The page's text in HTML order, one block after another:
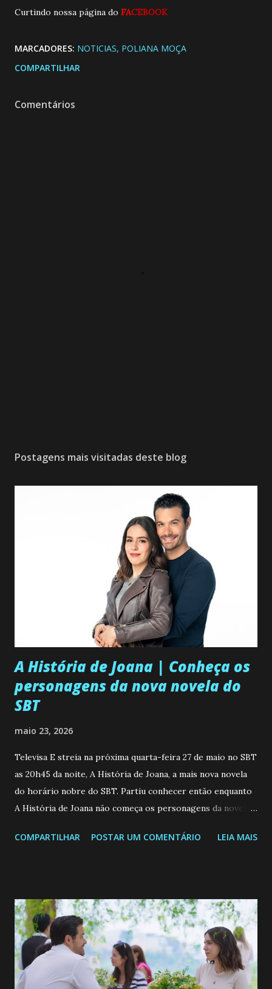
Curtindo nossa página do FACEBOOK
MARCADORES: NOTICIAS POLIANA MOÇA
COMPARTILHAR
Comentários
Postagens mais visitadas deste blog
A História de Joana | Conheça os
personagens da nova novela do
SBT
maio 23, 2026
Televisa E streia na próxima quarta-feira 27 de maio no SBT
as 20h45 da noite, A História de Joana, a mais nova novela
do horário nobre do SBT. Partiu conhecer então enquanto
A História de Joana não começa os personagens da novela?
de 25/05/26 a 31/05/26 JOANA GUADALUPE (Camila
permanecer virgem até encontrar o homem que realmente
ama, o que não é fácil, já que dedica todas as suas energias a
se aprimorar, trabalhando, estudando e se orgulhando de
ser a primeira mulher da família a ingressar na
universidade. Ela tem uma personalidade muito alegre, é
COMPARTILHAR POSTAR UM COMENTÁRIO LEIA MAIS